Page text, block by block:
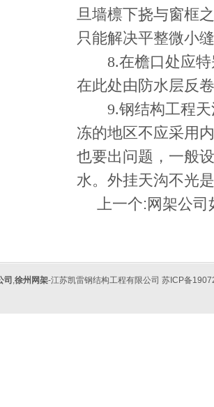
旦墙檩下挠与窗框
只能解决平整微小
8.在檐口处应特
在此处由防水层反
9.钢结构工程天
冻的地区不应采用
也要出问题，一般
水。外挂天沟不光
上一个: 网架公
司 ,徐州网架-江苏凯雷钢结构工程有限公司 苏ICP备